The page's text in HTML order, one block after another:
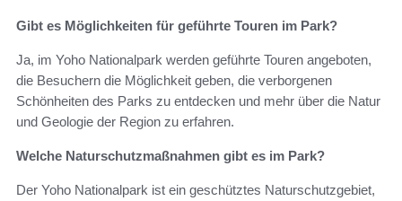
Gibt es Möglichkeiten für geführte Touren im Park?
Ja, im Yoho Nationalpark werden geführte Touren angeboten,
die Besuchern die Möglichkeit geben, die verborgenen
Schönheiten des Parks zu entdecken und mehr über die Natur
und Geologie der Region zu erfahren.
Welche Naturschutzmaßnahmen gibt es im Park?
Der Yoho Nationalpark ist ein geschütztes Naturschutzgebiet,